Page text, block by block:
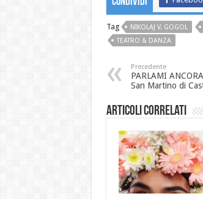
Tag NIKOLAJ V. GOGOL
TEATRO & DANZA
Precedente
PARLAMI ANCORA
San Martino di
Articoli correlati